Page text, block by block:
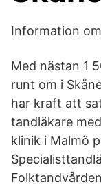
Information
Med nästan 1
runt om i
har kraft att
tandläkare
klinik i Malmö